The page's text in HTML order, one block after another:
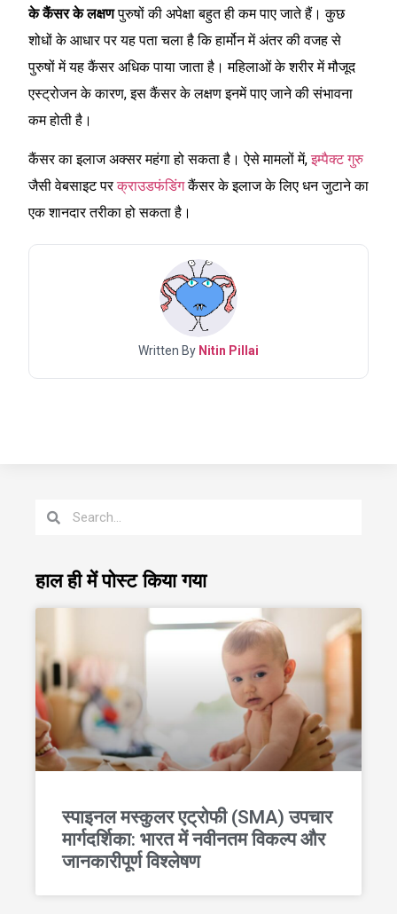
के कैंसर के लक्षणपुरुषों की अपेक्षा बहुत ही कम पाए जाते हैं। कुछ
शोधों के आधार पर यह पता चला है कि हार्मोन में अंतर की वजह से
पुरुषों में यह कैंसर अधिक पाया जाता है। महिलाओं के शरीर में मौजूद
एस्ट्रोजन के कारण, इस कैंसर के लक्षण इनमें पाए जाने की संभावना
कम होती है।
कैंसर का इलाज अक्सर महंगा हो सकता है। ऐसे मामलों में,इम्पैक्ट गुरु
जैसी वेबसाइट परक्राउडफंडिंगकैंसर के इलाज के लिए धन जुटाने का
एक शानदार तरीका हो सकता है।
Written By Nitin Pillai
हाल ही में पोस्ट किया गया
स्पाइनल मस्कुलर एट्रोफी (SMA) उपचार
मार्गदर्शिका: भारत में नवीनतम विकल्प और
जानकारीपूर्ण विश्लेषण